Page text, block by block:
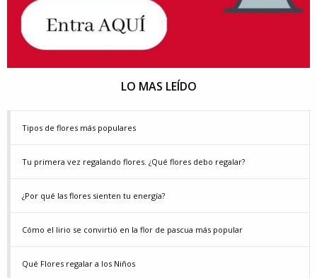
LO MAS LEÍDO
Tipos de flores más populares
Tu primera vez regalando flores. ¿Qué flores debo regalar?
¿Por qué las flores sienten tu energía?
Cómo el lirio se convirtió en la flor de pascua más popular
Qué Flores regalar a los Niños